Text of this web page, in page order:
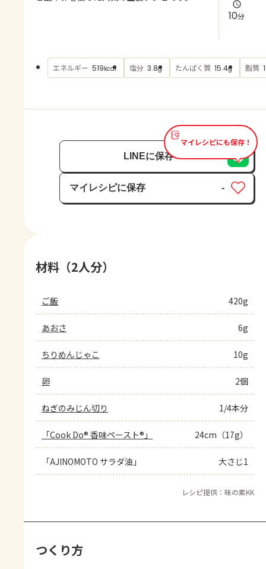
よくあるお問い合わせ
AJINOMOTO PARK とは
10分
エネルギー 519kcal 塩分 3.8g たんぱく質 15.4g 脂質
マイレシピにも保存！
LINEに保存
マイレシピに保存
保存済み
-
材料（2人分）
ご飯 420g
あおさ 6g
ちりめんじゃこ 10g
卵 2個
ねぎのみじん切り 1/4本分
「Cook Do® 香味ペースト®」 24cm（17g）
「AJINOMOTO サラダ油」 大さじ1
レシピ提供：味の素KK
つくり方